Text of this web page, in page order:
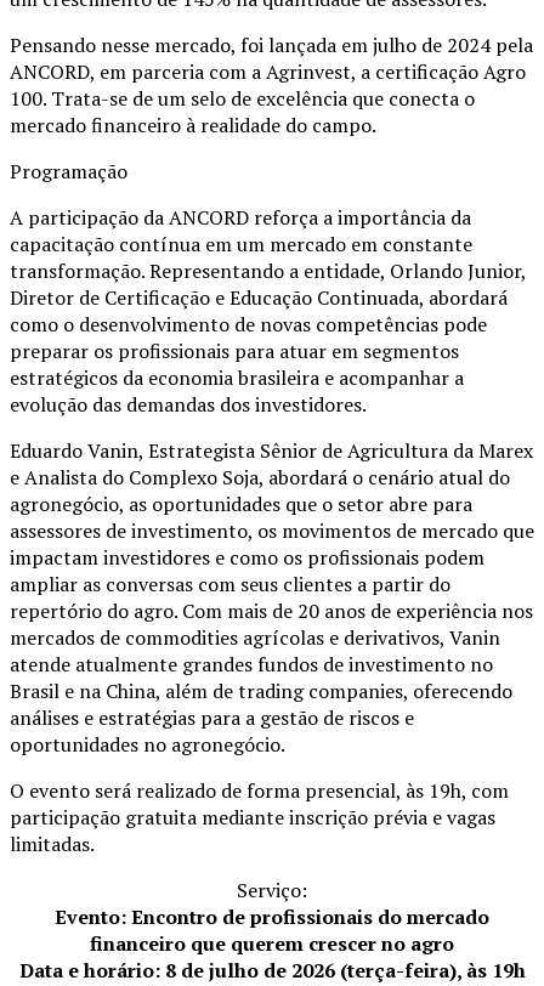
Pensando nesse mercado, foi lançada em julho de 2024 pela
ANCORD, em parceria com a Agrinvest, a certificação Agro
100. Trata-se de um selo de excelência que conecta o
mercado financeiro à realidade do campo.
Programação
A participação da ANCORD reforça a importância da
capacitação contínua em um mercado em constante
transformação. Representando a entidade, Orlando Junior,
Diretor de Certificação e Educação Continuada, abordará
como o desenvolvimento de novas competências pode
preparar os profissionais para atuar em segmentos
estratégicos da economia brasileira e acompanhar a
evolução das demandas dos investidores.
Eduardo Vanin, Estrategista Sênior de Agricultura da Marex
e Analista do Complexo Soja, abordará o cenário atual do
agronegócio, as oportunidades que o setor abre para
assessores de investimento, os movimentos de mercado que
impactam investidores e como os profissionais podem
ampliar as conversas com seus clientes a partir do
repertório do agro. Com mais de 20 anos de experiência nos
mercados de commodities agrícolas e derivativos, Vanin
atende atualmente grandes fundos de investimento no
Brasil e na China, além de trading companies, oferecendo
análises e estratégias para a gestão de riscos e
oportunidades no agronegócio.
O evento será realizado de forma presencial, às 19h, com
participação gratuita mediante inscrição prévia e vagas
limitadas.
Serviço:
Evento: Encontro de profissionais do mercado
financeiro que querem crescer no agro
Data e horário: 8 de julho de 2026 (terça-feira), às 19h